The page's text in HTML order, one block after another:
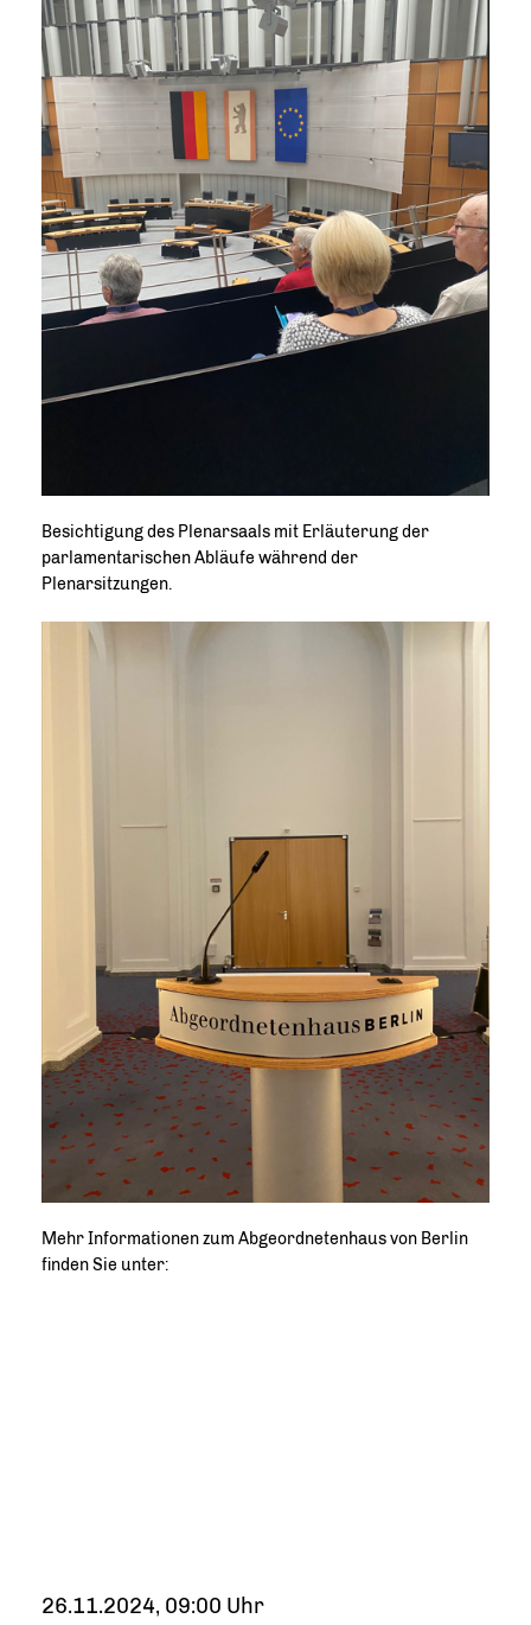
Besichtigung des Plenarsaals mit Erläuterung der
parlamentarischen Abläufe während der
Plenarsitzungen.
Mehr Informationen zum Abgeordnetenhaus von Berlin
finden Sie unter:
26.11.2024, 09:00 Uhr